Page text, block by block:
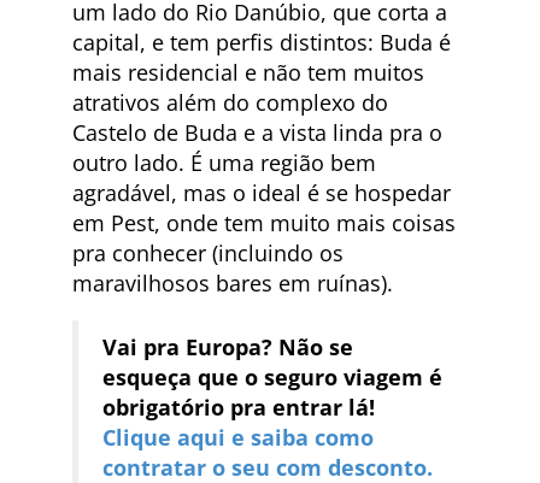
um lado do Rio Danúbio, que corta a
capital, e tem perfis distintos: Buda é
mais residencial e não tem muitos
atrativos além do complexo do
Castelo de Buda e a vista linda pra o
outro lado. É uma região bem
agradável, mas o ideal é se hospedar
em Pest, onde tem muito mais coisas
pra conhecer (incluindo os
maravilhosos bares em ruínas).
Vai pra Europa? Não se
esqueça que o seguro viagem é
obrigatório pra entrar lá!
Clique aqui e saiba como
contratar o seu com desconto.